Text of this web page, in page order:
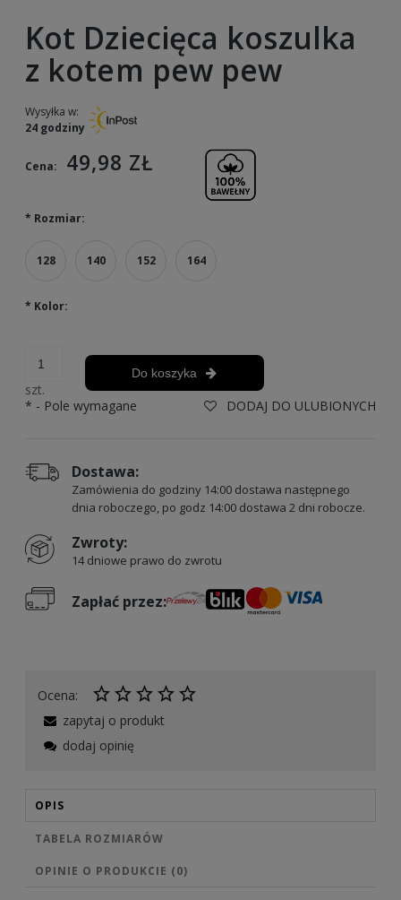
Kot Dziecięca koszulka
z kotem pew pew
Wysyłka w:
24 godziny
Cena: 49,98 ZŁ
* Rozmiar:
128 140 152 164
* Kolor:
szt.
Do koszyka
DODAJ DO ULUBIONYCH
* - Pole wymagane
Dostawa:
Zamówienia do godziny 14:00 dostawa następnego
dnia roboczego, po godz 14:00 dostawa 2 dni robocze.
Zwroty:
14 dniowe prawo do zwrotu
Zapłać przez:
Ocena:
zapytaj o produkt
dodaj opinię
OPIS
TABELA ROZMIARÓW
OPINIE O PRODUKCIE (0)